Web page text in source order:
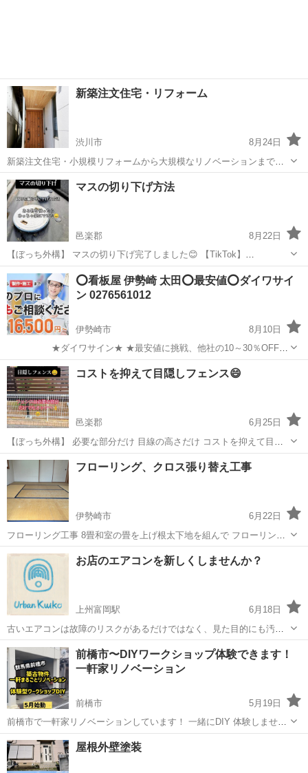
新築注文住宅・リフォーム
渋川市
8月24日
新築注文住宅・小規模リフォームから大規模なリノベーションまで施
工を行なっています。 適切な価格と事前見積りで安心。 見積
もり、相談は無料ですのでお気軽にどうぞ。
群馬 渋川市 その他 無料
マスの切り下げ方法
邑楽郡
8月22日
【ぼっち外構】 マスの切り下げ完了しました😊 【TikTok】
https://vt.tiktok.com/ZSArWjAc9/ 【公式LINE】
https://page.line.me/919zpjdc 【インスタ...
群馬 邑楽郡 その他 料金
⭕️看板屋 伊勢崎 太田⭕️最安値⭕️ダイワサイ
ン 0276561012
伊勢崎市
8月10日
★ダイワサイン★ ★最安値に挑戦、他社の10～30％OFFで
す★ 群馬全域いきます 低価格ですのでお気軽にお問い合わ
せ下さい ★看板・ネオン・幕・テント・LED・蛍光灯交換★ 電光
看...
群馬 伊勢崎市 その他
コストを抑えて目隠しフェンス😄
邑楽郡
6月25日
【ぼっち外構】 必要な部分だけ 目線の高さだけ コストを抑えて目隠
ししました😆 【TikTok】 https://vt.tiktok.com/ZSkE7enea/ 【公式
LINE】 https://page.line.m...
群馬 邑楽郡 その他 フェンス
フローリング、クロス張り替え工事
伊勢崎市
6月22日
フローリング工事 8畳和室の畳を上げ根太下地を組んで フローリング
張り施工させていただきました！ クロス工事 壁クロスの張り替え 施
主様に選んで頂いた可愛らしいクロスに 張り替えさせていただきまし
た！ リフォーム、現...
群馬 伊勢崎市 無料
お店のエアコンを新しくしませんか？
上州富岡駅
6月18日
古いエアコンは故障のリスクがあるだけではなく、見た目的にも汚い
印象を与えてしまいお客様に不快感を与えてしまいます。 新品に交
換、分解洗浄はもちろん。 パネル（エアコンの蓋のような部分）のみ
の交換や、見た目を綺麗にする...
群馬 藤岡市 上州富岡駅 その他 お客様
前橋市〜DIYワークショップ体験できます！
一軒家リノベーション
前橋市
5月19日
前橋市で一軒家リノベーションしています！ 一緒にDIY 体験しません
か？？ 5/21.28.6/11.18.25日です⭐︎ 普段体験することのないDIY ワーク
ショップを開催しています！ 1日参加12,000円です♪ ...
群馬 前橋市 その他 DIY
屋根外壁塗装